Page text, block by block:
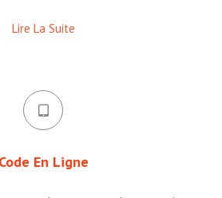
Lire La Suite
Code En Ligne